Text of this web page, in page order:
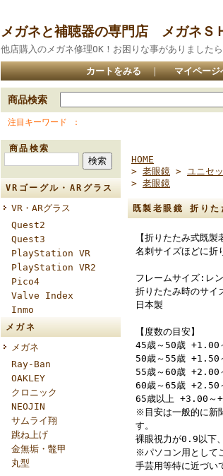
メガネと補聴器の専門店 メガネＳ
他店購入のメガネ修理OK！お困りな事がありました
カートをみる ｜ マイページ
商品検索
注目キーワード
商品検索
VRゴーグル・ARグラス
VR・ARグラス
Quest2
Quest3
PlayStation VR
PlayStation VR2
Pico4
Valve Index
Inmo
メガネ
メガネ
Ray-Ban
OAKLEY
クロニック
NEOJIN
サムライ翔
跳ね上げ
金無垢・鼈甲
丸型
HOME
> 老眼鏡 > ユニセ
> 老眼鏡
既製老眼鏡 折りた
【折りたたみ式既製
名刺サイズほどに折
フレームサイズ:レ
折りたたみ時のサイ
日本製
【度数の目安】
45歳～50歳 +1.00
50歳～55歳 +1.50
55歳～60歳 +2.00
60歳～65歳 +2.50
65歳以上 +3.00～
※目安は一般的に新
す。
裸眼視力が0.9以下
※パソコン用として
手芸用等特に近づい